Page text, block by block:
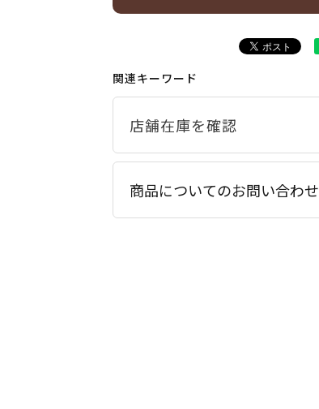
関連キーワード
商品についてのお問い合わせ